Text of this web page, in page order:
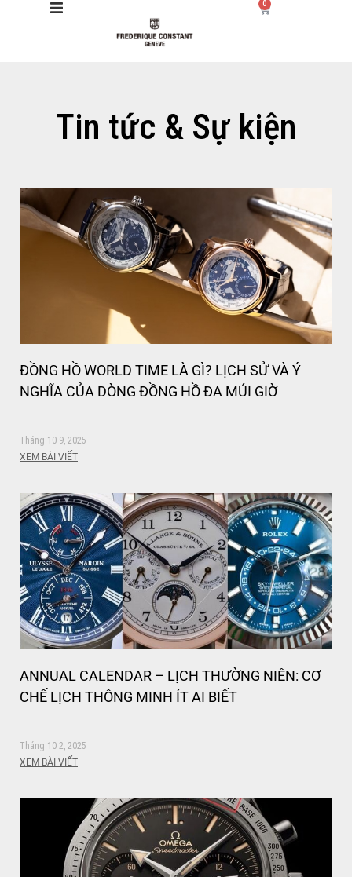
Manufacture
Bộ sưu tập
0
Tin tức & Sự kiện
ĐỒNG HỒ WORLD TIME LÀ GÌ? LỊCH SỬ VÀ Ý
NGHĨA CỦA DÒNG ĐỒNG HỒ ĐA MÚI GIỜ
Tháng 10 9, 2025
XEM BÀI VIẾT
ANNUAL CALENDAR – LỊCH THƯỜNG NIÊN: CƠ
CHẾ LỊCH THÔNG MINH ÍT AI BIẾT
Tháng 10 2, 2025
XEM BÀI VIẾT